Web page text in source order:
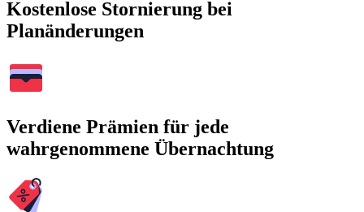
Kostenlose Stornierung bei
Planänderungen
Verdiene Prämien für jede
wahrgenommene Übernachtung